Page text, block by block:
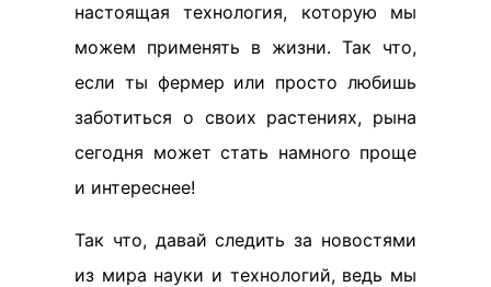
настоящая технология, которую мы
можем применять в жизни. Так что,
если ты фермер или просто любишь
заботиться о своих растениях, рына
сегодня может стать намного проще
и интереснее!
Так что, давай следить за новостями
из мира науки и технологий, ведь мы